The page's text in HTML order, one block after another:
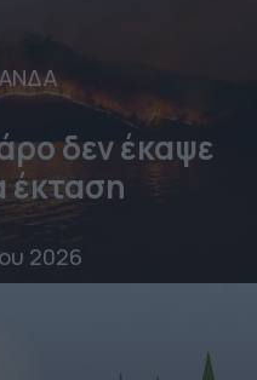
δεν έκαψε
έκταση
2026